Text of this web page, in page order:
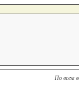
По всем